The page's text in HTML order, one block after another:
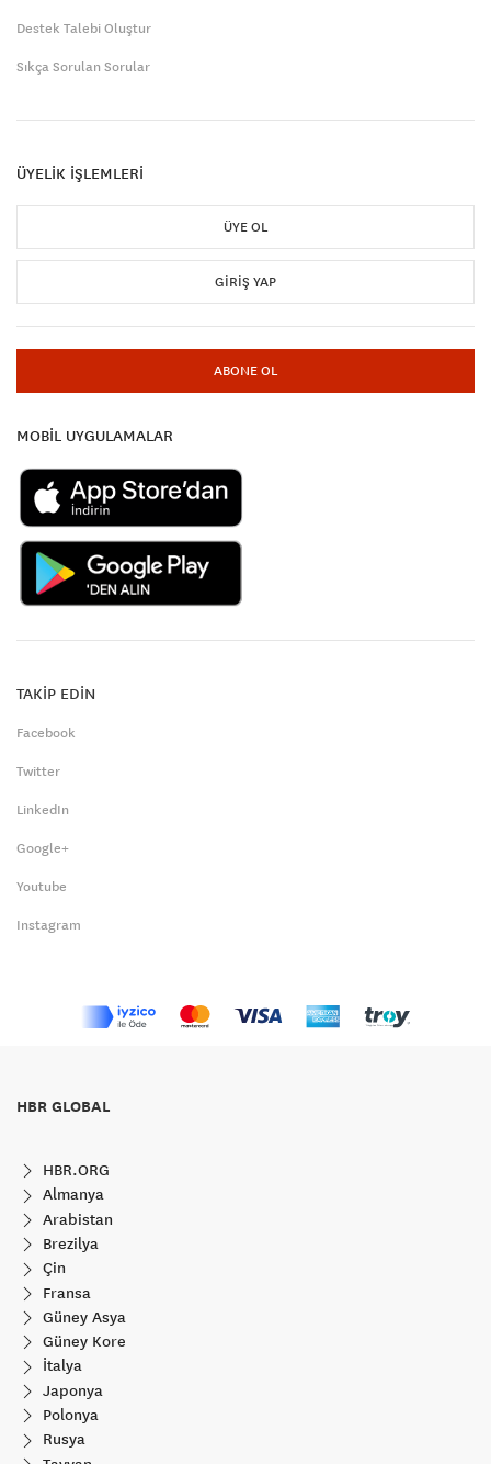
Destek Talebi Oluştur
Sıkça Sorulan Sorular
ÜYELİK İŞLEMLERİ
ÜYE OL
GIRIŞ YAP
ABONE OL
MOBİL UYGULAMALAR
TAKİP EDİN
Facebook
Twitter
LinkedIn
Google+
Youtube
Instagram
HBR GLOBAL
HBR.ORG
Almanya
Arabistan
Brezilya
Çin
Fransa
Güney Asya
Güney Kore
İtalya
Japonya
Polonya
Rusya